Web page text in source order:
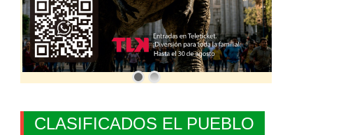
CLASIFICADOS EL PUEBLO